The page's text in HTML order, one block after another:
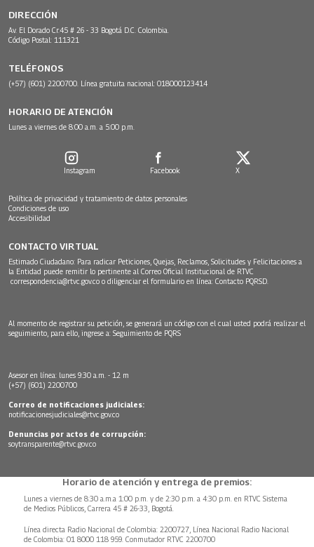
DIRECCIÓN
Av. El Dorado Cr.45 # 26 - 33 Bogotá D.C. Colombia.
Código Postal: 111321
TELÉFONOS
(+57) (601) 2200700. Línea gratuita nacional: 018000123414
HORARIO DE ATENCIÓN
Lunes a viernes de 8:00 a.m. a 5:00 p.m.
Instagram Facebook X
Política de privacidad y tratamiento de datos personales
Condiciones de uso
Accesibilidad
CONTACTO VIRTUAL
Estimado Ciudadano: Para radicar Peticiones, Quejas, Reclamos, Solicitudes y Felicitaciones a
la Entidad puede remitir lo pertinente al Correo Oficial Institucional de RTVC
correspondencia@rtvc.gov.co o diligenciar el formulario en línea: Contacto PQRSD.
Al momento de registrar su petición, se generará un código con el cual usted podrá realizar el
seguimiento, para ello, ingrese a: Seguimiento de PQRS
Asesor en línea: lunes 9:30 a.m. - 12 m
(+57) (601) 2200700
Correo de notificaciones judiciales:
notificacionesjudiciales@rtvc.gov.co
Denuncias por actos de corrupción:
soytransparente@rtvc.gov.co
Horario de atención y entrega de premios:
Lunes a viernes de 8:30 a.m.a 1:00 p.m. y de 2:30 p.m. a 4:30 p.m. en RTVC Sistema
de Medios Públicos, Carrera 45 # 26-33, Bogotá.
Línea directa Radio Nacional de Colombia: 2200727, Línea Nacional Radio Nacional
de Colombia: 01 8000 118 959. Conmutador RTVC 2200700